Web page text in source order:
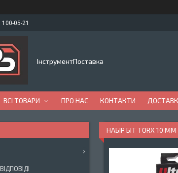
05-21
ІнструментПоставка
ВСІ ТОВАРИ ПРО НАС КОНТАКТИ
НАБІР БІТ TORX 10